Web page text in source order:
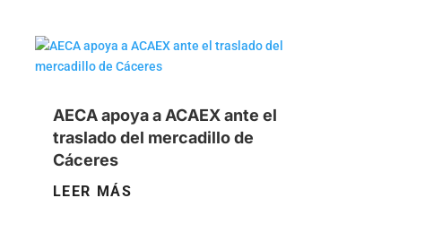
AECA apoya a ACAEX ante el
traslado del mercadillo de
Cáceres
LEER MÁS